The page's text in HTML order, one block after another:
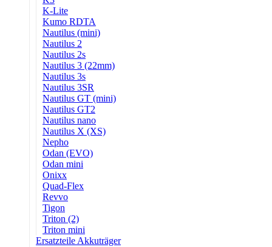
K-Lite
Kumo RDTA
Nautilus (mini)
Nautilus 2
Nautilus 2s
Nautilus 3 (22mm)
Nautilus 3s
Nautilus 3SR
Nautilus GT (mini)
Nautilus GT2
Nautilus nano
Nautilus X (XS)
Nepho
Odan (EVO)
Odan mini
Onixx
Quad-Flex
Revvo
Tigon
Triton (2)
Triton mini
Ersatzteile Akkuträger